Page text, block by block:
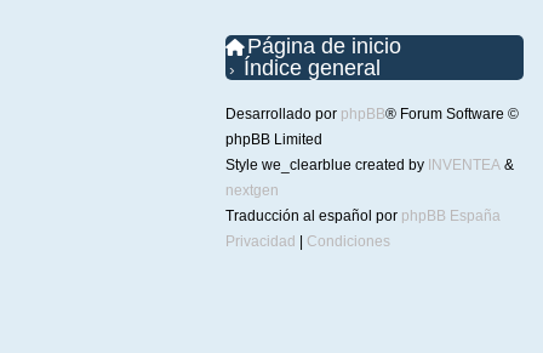
Página de inicio
Índice general
Desarrollado por phpBB® Forum Software ©
phpBB Limited
Style we_clearblue created by INVENTEA &
nextgen
Traducción al español por phpBB España
Privacidad
Condiciones